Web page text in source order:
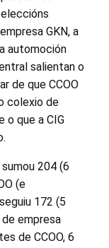
GKN, a
automoción
salientan o
de que CCOO
colexio de
o que a CIG
204 (6
(e
172 (5
empresa
de CCOO, 6